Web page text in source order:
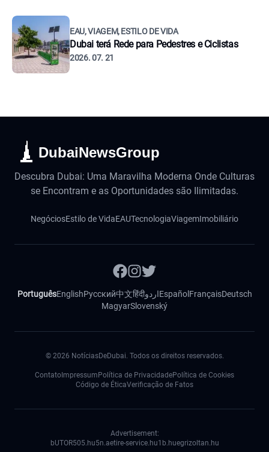
EAU, VIAGEM, ESTILO DE VIDA
Dubai terá Rede para Pedestres e Ciclistas
2026. 07. 21
DubaiNewsGroup
Descubra Dubai: Uma Maravilha Moderna Onde Culturas
se Encontram e as Oportunidades são Ilimitadas.
NegóciosEstilo de VidaEAUTecnologiaViagemImobiliário
PortuguêsEnglishРусский中文हिंदीاردوEspañol FrançaisDeutsch
MagyarSlovenský
© 2026 NotíciasDeDubai. Todos os direitos reservados.
Contato Impressum Política de PrivacidadePolítica de Cookies
Código de ÉticaVerificação de Fatos
Advertisement:
bUTOR505.hu5n.aetire-service.hu1b.huegrizoltan.hu